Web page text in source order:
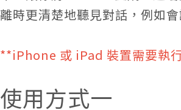
離時更清楚地聽見對話，例如會
**iPhone 或 iPad 裝置需要執
使用方式一